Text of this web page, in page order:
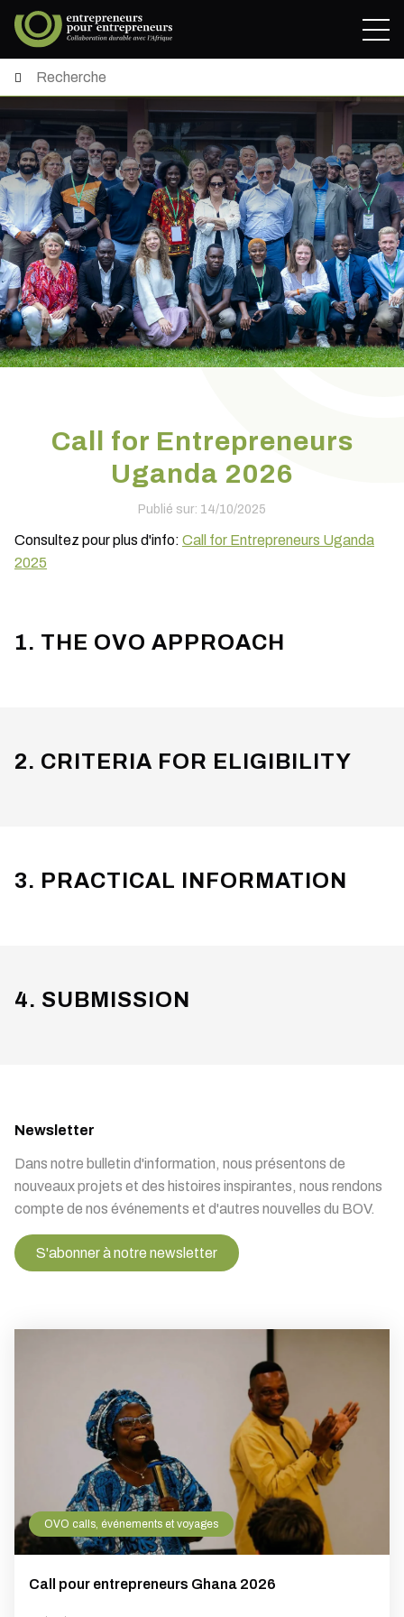
Call for Entrepreneurs
Uganda 2026
Publié sur: 14/10/2025
Consultez pour plus d'info: Call for Entrepreneurs Uganda
2025
1. THE OVO APPROACH
2. CRITERIA FOR ELIGIBILITY
3. PRACTICAL INFORMATION
4. SUBMISSION
Newsletter
Dans notre bulletin d'information, nous présentons de
nouveaux projets et des histoires inspirantes, nous rendons
compte de nos événements et d'autres nouvelles du BOV.
S'abonner à notre newsletter
OVO calls, événements et voyages
Call pour entrepreneurs Ghana 2026